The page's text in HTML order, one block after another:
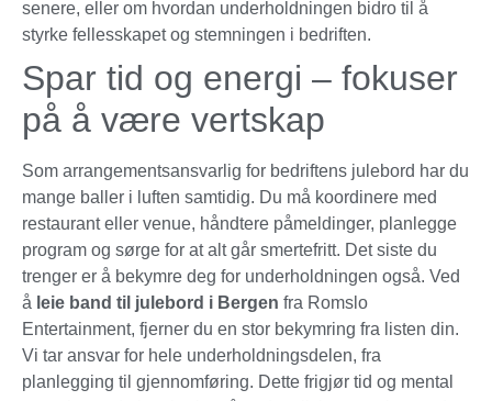
senere, eller om hvordan underholdningen bidro til å
styrke fellesskapet og stemningen i bedriften.
Spar tid og energi – fokuser
på å være vertskap
Som arrangementsansvarlig for bedriftens julebord har du
mange baller i luften samtidig. Du må koordinere med
restaurant eller venue, håndtere påmeldinger, planlegge
program og sørge for at alt går smertefritt. Det siste du
trenger er å bekymre deg for underholdningen også. Ved
å leie band til julebord i Bergen fra Romslo
Entertainment, fjerner du en stor bekymring fra listen din.
Vi tar ansvar for hele underholdningsdelen, fra
planlegging til gjennomføring. Dette frigjør tid og mental